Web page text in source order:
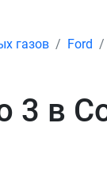
газов Ford
3 в